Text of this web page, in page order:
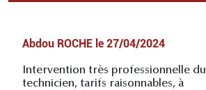
Abdou ROCHE le 27/04/2024
Intervention très professionnelle du
technicien, tarifs raisonnables, à